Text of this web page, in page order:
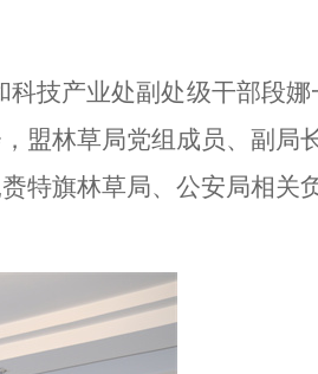
技产业处副处级干部段
盟林草局党组成员、副局
特旗林草局、公安局相关